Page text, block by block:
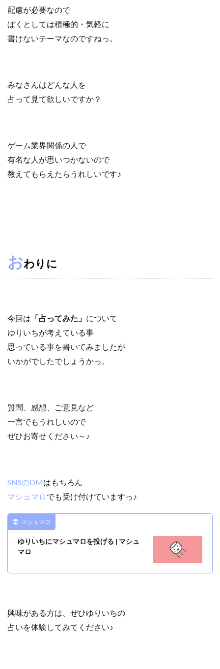
配慮が必要なので
ぼくとしては積極的・気軽に
書けないテーマなのですねっ。
みなさんはどんな人を
占って見て欲しいですか？
ゲーム業界関係の人で
有名な人が思いつかないので
教えてもらえたらうれしいです♪
おわりに
今回は 「占ってみた」 について
ゆりいちが考えている事
思っている事を書いてみましたが
いかがでしたでしょうかっ。
質問、感想、ご意見など
一言でもうれしいので
ぜひお寄せください～♪
SNSのDMはもちろん
マシュマロ でも受け付けていますっ♪
マシュマロ
ゆりいちにマシュマロを投げる | マシュ
マロ
興味がある方は、ぜひゆりいちの
占いを体験してみてください♪